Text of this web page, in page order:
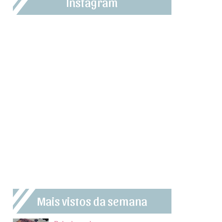
Mais vistos da semana